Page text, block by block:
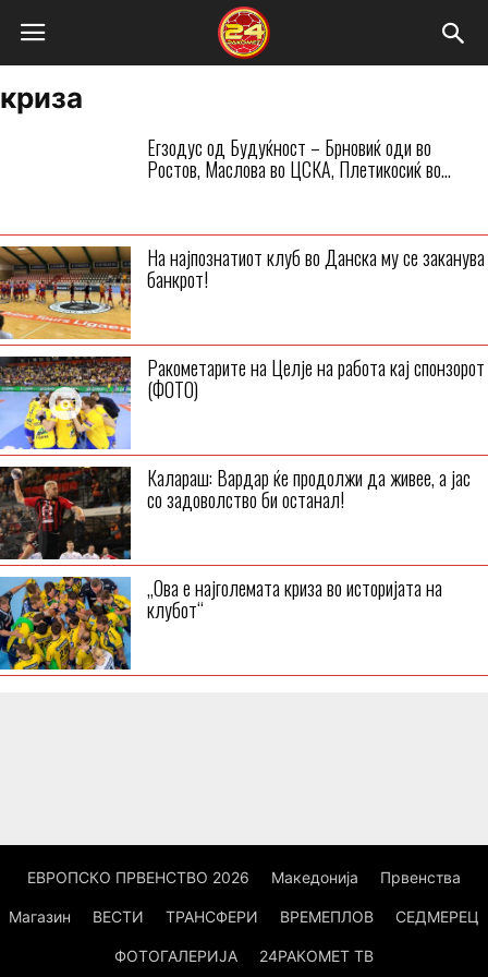
криза
Егзодус од Будуќност – Брновиќ оди во
Ростов, Маслова во ЦСКА, Плетикосиќ во...
На најпознатиот клуб во Данска му се заканува
банкрот!
Ракометарите на Целје на работа кај спонзорот
(ФОТО)
Калараш: Вардар ќе продолжи да живее, а јас
со задоволство би останал!
„Ова е најголемата криза во историјата на
клубот“
ЕВРОПСКО ПРВЕНСТВО 2026 Македонија Првенства
Магазин ВЕСТИ ТРАНСФЕРИ ВРЕМЕПЛОВ СЕДМЕРЕЦ
ФОТОГАЛЕРИЈА 24РАКОМЕТ ТВ